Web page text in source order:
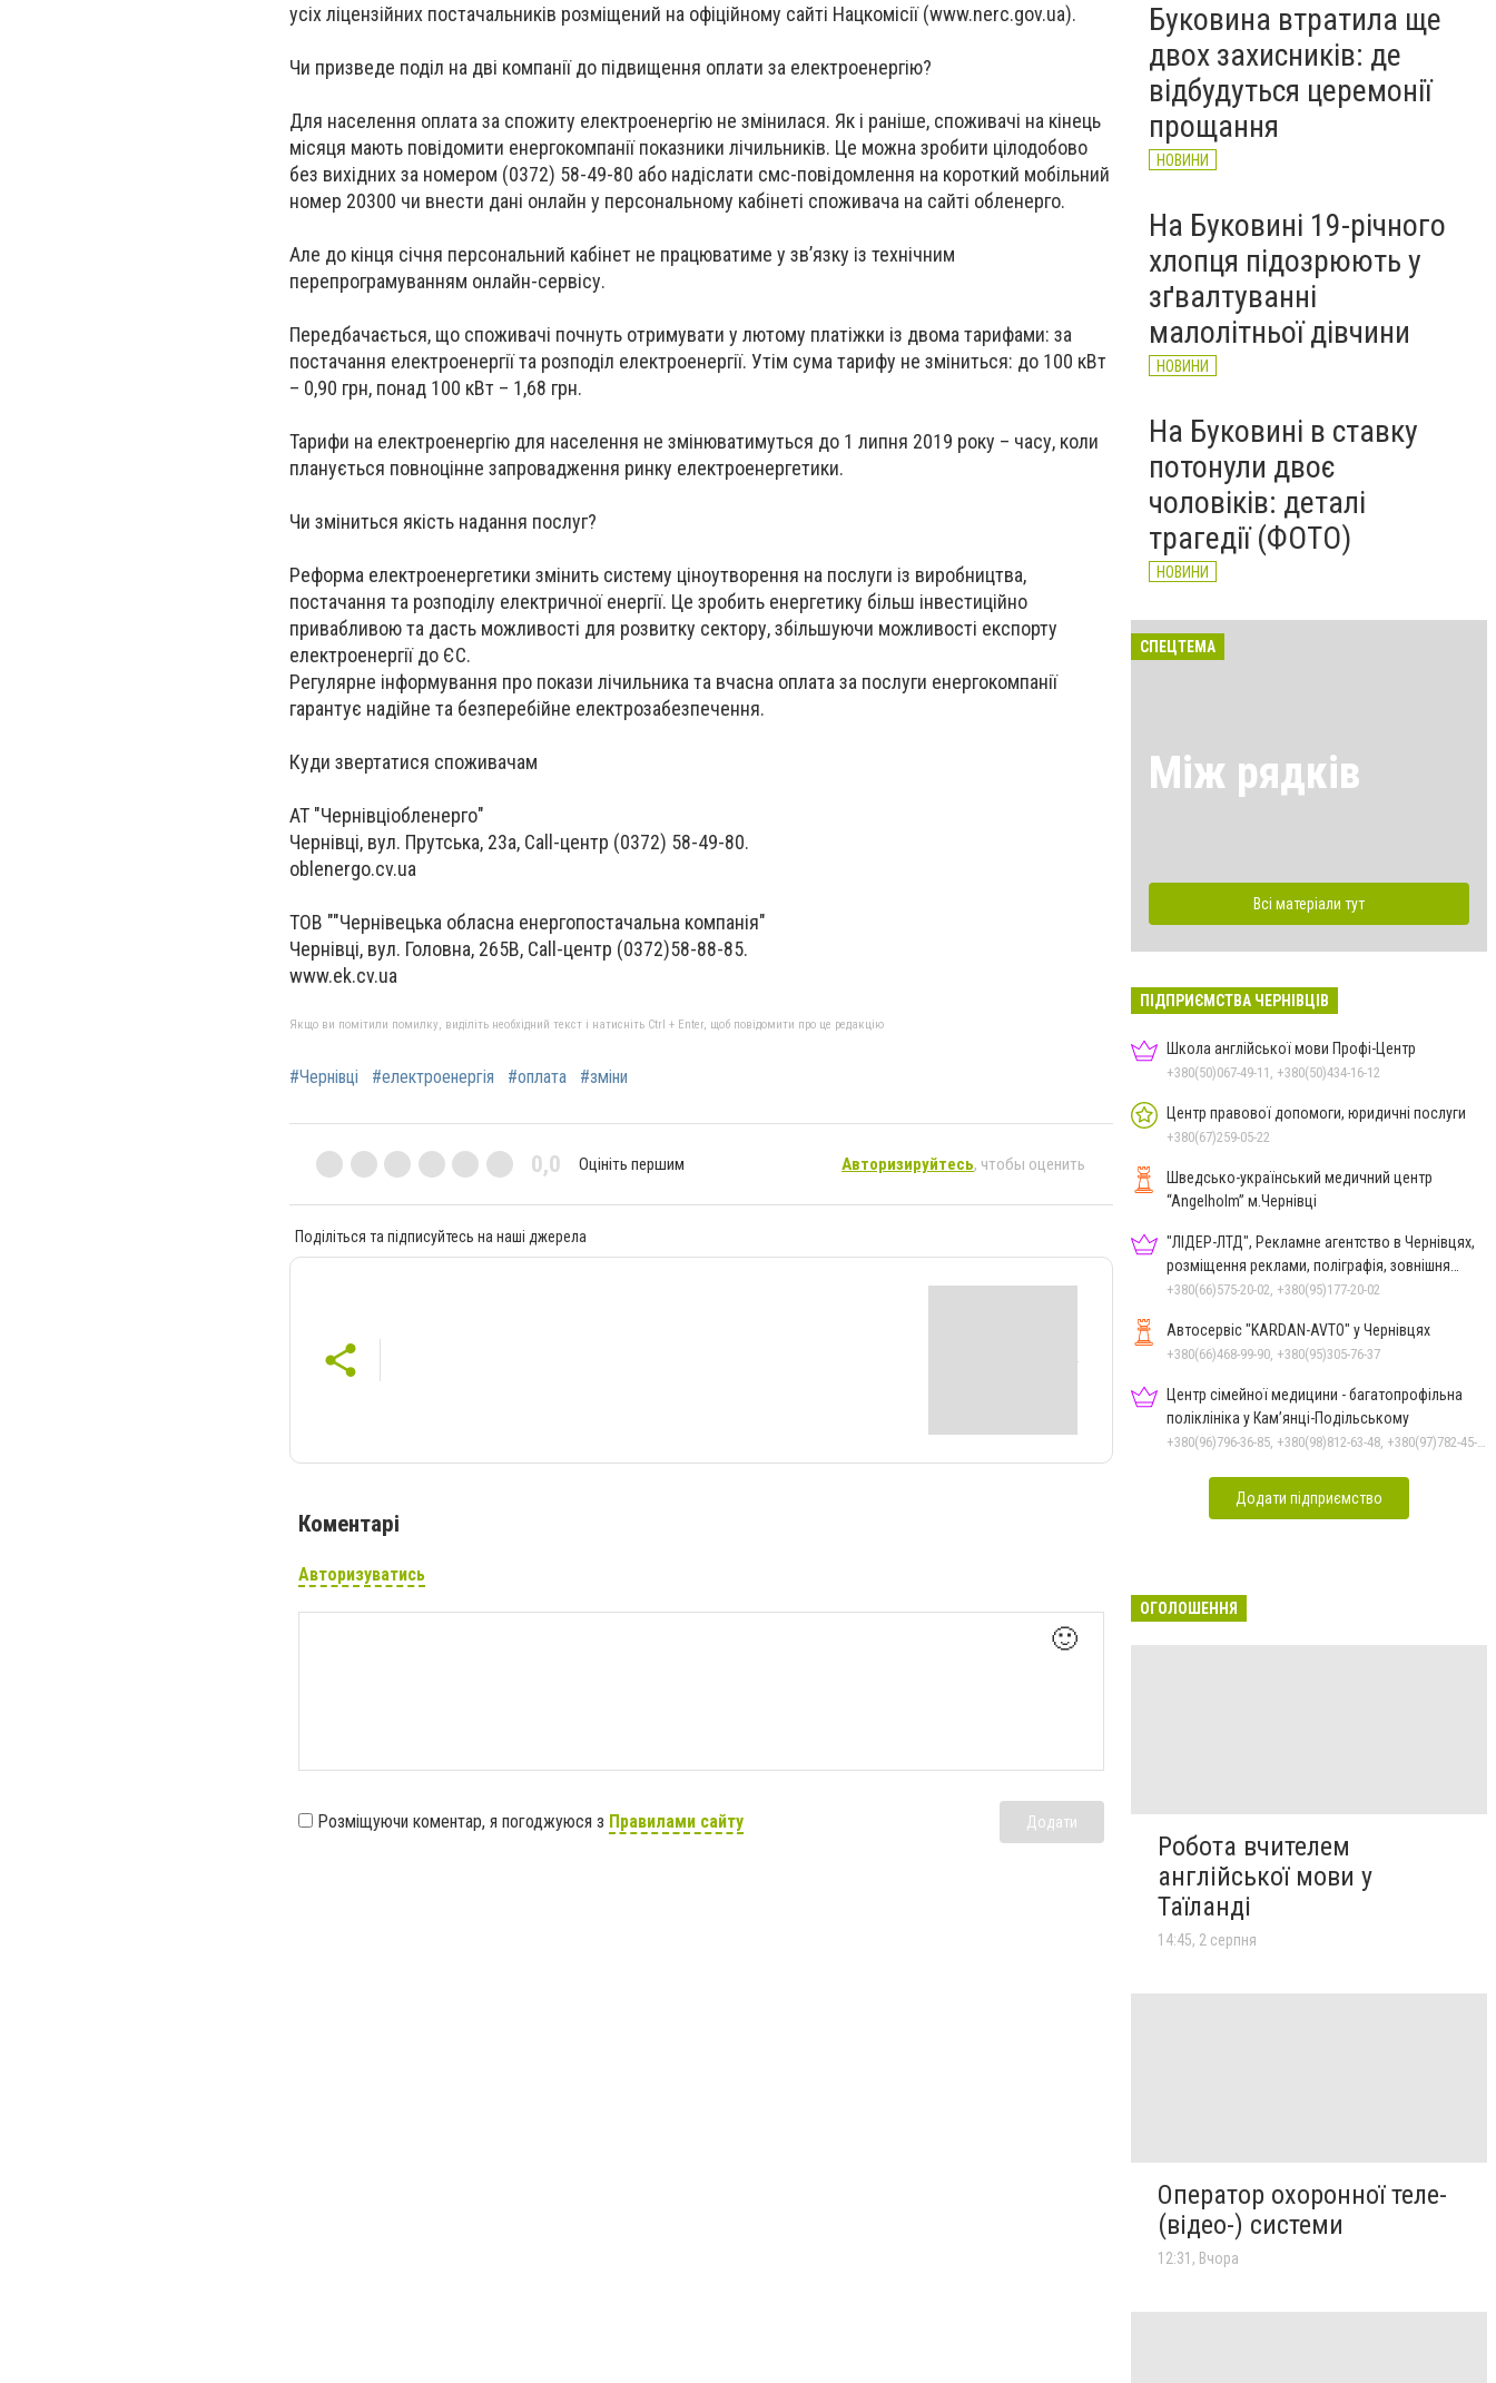
усіх ліцензійних постачальників розміщений на офіційному сайті Нацкомісії (www.nerc.gov.ua).
Чи призведе поділ на дві компанії до підвищення оплати за електроенергію?
Для населення оплата за спожиту електроенергію не змінилася. Як і раніше, споживачі на кінець
місяця мають повідомити енергокомпанії показники лічильників. Це можна зробити цілодобово
без вихідних за номером (0372) 58-49-80 або надіслати смс-повідомлення на короткий мобільний
номер 20300 чи внести дані онлайн у персональному кабінеті споживача на сайті обленерго.
Але до кінця січня персональний кабінет не працюватиме у зв’язку із технічним
перепрограмуванням онлайн-сервісу.
Передбачається, що споживачі почнуть отримувати у лютому платіжки із двома тарифами: за
постачання електроенергії та розподіл електроенергії. Утім сума тарифу не зміниться: до 100 кВт
– 0,90 грн, понад 100 кВт – 1,68 грн.
Тарифи на електроенергію для населення не змінюватимуться до 1 липня 2019 року – часу, коли
планується повноцінне запровадження ринку електроенергетики.
Чи зміниться якість надання послуг?
Реформа електроенергетики змінить систему ціноутворення на послуги із виробництва,
постачання та розподілу електричної енергії. Це зробить енергетику більш інвестиційно
привабливою та дасть можливості для розвитку сектору, збільшуючи можливості експорту
електроенергії до ЄС.
Регулярне інформування про покази лічильника та вчасна оплата за послуги енергокомпанії
гарантує надійне та безперебійне електрозабезпечення.
Куди звертатися споживачам
АТ "Чернівціобленерго"
Чернівці, вул. Прутська, 23а, Call-центр (0372) 58-49-80.
oblenergo.cv.ua
ТОВ ""Чернівецька обласна енергопостачальна компанія"
Чернівці, вул. Головна, 265В, Call-центр (0372)58-88-85.
www.ek.cv.ua
Якщо ви помітили помилку, виділіть необхідний текст і натисніть Ctrl + Enter, щоб повідомити про це редакцію
#Чернівці #електроенергія #оплата #зміни
0,0 Оцініть першим Авторизируйтесь, чтобы оценить
Поділіться та підписуйтесь на наші джерела
Коментарі
Авторизуватись
🙂
Розміщуючи коментар, я погоджуюся з Правилами сайту Додати
Буковина втратила ще
двох захисників: де
відбудуться церемонії
прощання
НОВИНИ
На Буковині 19-річного
хлопця підозрюють у
зґвалтуванні
малолітньої дівчини
НОВИНИ
На Буковині в ставку
потонули двоє
чоловіків: деталі
трагедії (ФОТО)
НОВИНИ
СПЕЦТЕМА
Між рядків
Всі матеріали тут
ПІДПРИЄМСТВА ЧЕРНІВЦІВ
Школа англійської мови Профі-Центр
+380(50)067-49-11, +380(50)434-16-12
Центр правової допомоги, юридичні послуги
+380(67)259-05-22
Шведсько-український медичний центр
“Angelholm” м.Чернівці
"ЛІДЕР-ЛТД", Рекламне агентство в Чернівцях,
розміщення реклами, поліграфія, зовнішня
реклама
+380(66)575-20-02, +380(95)177-20-02
Автосервіс "KARDAN-AVTO" у Чернівцях
+380(66)468-99-90, +380(95)305-76-37
Центр сімейної медицини - багатопрофільна
поліклініка у Кам’янці-Подільському
Додати підприємство
ОГОЛОШЕННЯ
Робота вчителем
англійської мови у
Таїланді
14:45, 2 серпня
Оператор охоронної теле-
(відео-) системи
12:31, Вчора